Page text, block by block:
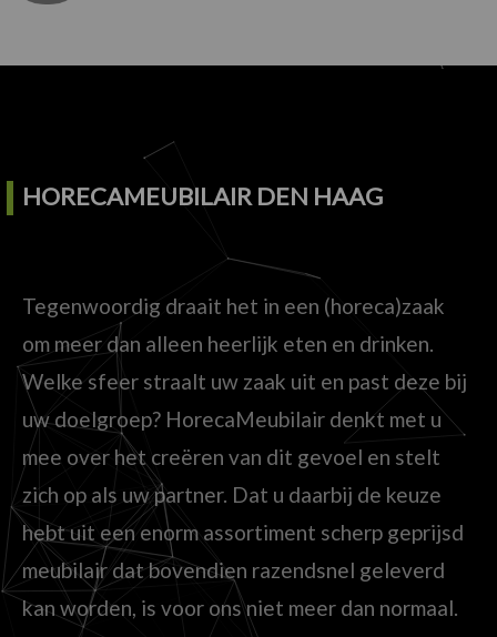
HORECAMEUBILAIR DEN HAAG
Tegenwoordig draait het in een (horeca)zaak
om meer dan alleen heerlijk eten en drinken.
Welke sfeer straalt uw zaak uit en past deze bij
uw doelgroep? HorecaMeubilair denkt met u
mee over het creëren van dit gevoel en stelt
zich op als uw partner. Dat u daarbij de keuze
hebt uit een enorm assortiment scherp geprijsd
meubilair dat bovendien razendsnel geleverd
kan worden, is voor ons niet meer dan normaal.